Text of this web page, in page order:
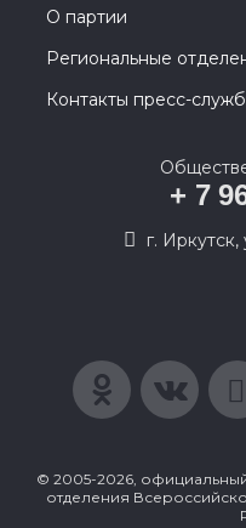
О партии
Региональные
Контакты пресс-
+ 7
г.
© 2005-2026,
отделения